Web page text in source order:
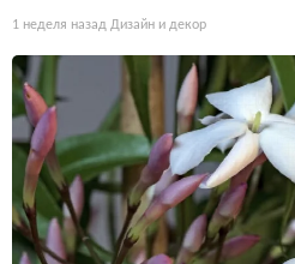
1 неделя назад Дизайн и декор